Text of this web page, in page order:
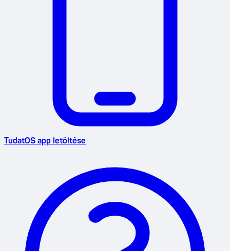
TudatOS app letöltése